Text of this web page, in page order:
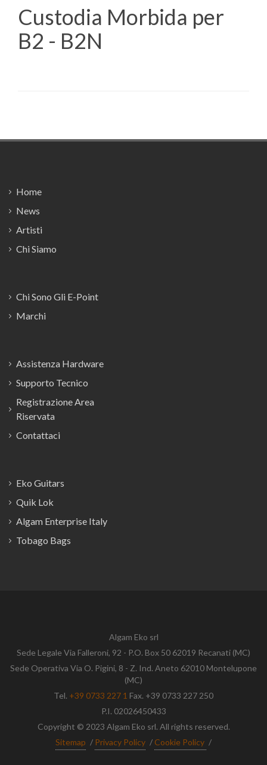
Custodia Morbida per
B2 - B2N
Home
News
Artisti
Chi Siamo
Chi Sono Gli E-Point
Marchi
Assistenza Hardware
Supporto Tecnico
Registrazione Area
Riservata
Contattaci
Eko Guitars
Quik Lok
Algam Enterprise Italy
Tobago Bags
Algam Eko srl
Sede Legale Via Falleroni, 92 - P.O. Box 50 62019 Recanati (MC)
Sede Operativa Via O. Pigini, 8 - Z. Ind. Aneto 62010 Montelupone
(MC)
Tel. +39 0733 227 1 Fax. +39 0733 227 250
P.I. 02026450433
Copyright © 2023 Algam Eko srl. All rights reserved.
Sitemap / Privacy Policy / Cookie Policy /